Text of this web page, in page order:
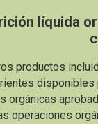
líquida
productos
disponibles
orgánicas
operaciones